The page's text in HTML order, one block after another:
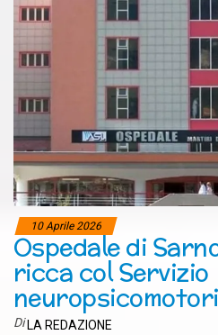
10 Aprile 2026
Ospedale di
ricca col Servizio
Di LA REDAZIONE